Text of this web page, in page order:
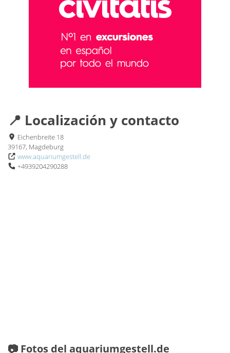
📍 Localización y contacto
Eichenbreite 18
39167, Magdeburg
www.aquariumgestell.de
+4939204290288
📷 Fotos del aquariumgestell.de